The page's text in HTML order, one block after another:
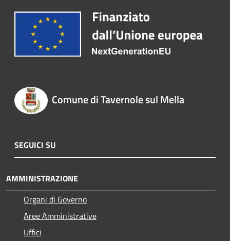
Comune di Tavernole sul Mella
SEGUICI SU
AMMINISTRAZIONE
Organi di Governo
Aree Amministrative
Uffici